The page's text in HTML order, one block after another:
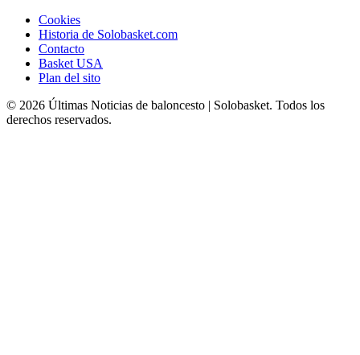
Cookies
Historia de Solobasket.com
Contacto
Basket USA
Plan del sito
© 2026 Últimas Noticias de baloncesto | Solobasket. Todos los
derechos reservados.